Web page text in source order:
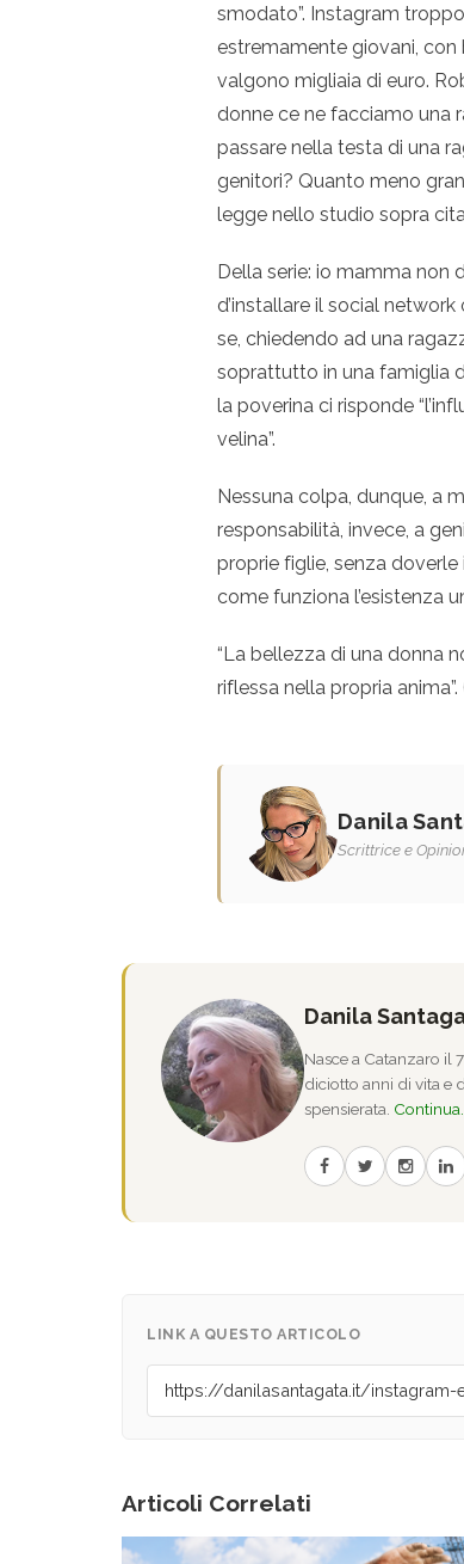
smodato”. Instagram
estremamente giovani, con
valgono migliaia di euro.
donne ce ne facciamo una
passare nella testa di una
genitori? Quanto meno
legge nello studio sopra
Della serie: io mamma non
d’installare il social
se, chiedendo ad una
soprattutto in una famiglia
la poverina ci risponde
velina”.
Nessuna colpa, dunque, a
responsabilità, invece, a
proprie figlie, senza
come funziona l’esistenza
“La bellezza di una donna
riflessa nella propria
Danila
Scrittrice e
Danila
Nasce a Catanzaro il
diciotto anni di vita e
spensierata. Continua...
LINK A QUESTO ARTICOLO
Articoli Correlati